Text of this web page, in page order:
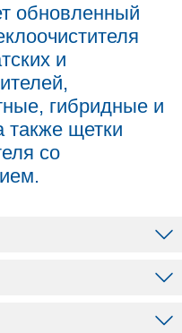
обновленный
и
гибридные и
также щетки
со